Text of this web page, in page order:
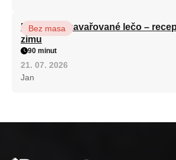
Babiččino zavařované lečo –
zimu
Bez masa
90 minut
21. 07. 2026
Jan